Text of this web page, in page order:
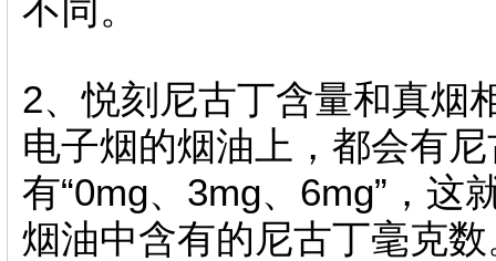
不同。
2、悦刻尼古丁含量和真烟
电子烟的烟油上，都会有
有“0mg、3mg、6mg”，这
烟油中含有的尼古丁毫克